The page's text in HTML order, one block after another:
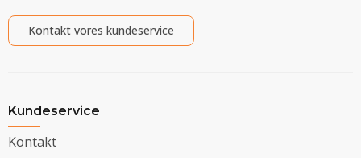
Kontakt vores kundeservice
Kundeservice
Kontakt